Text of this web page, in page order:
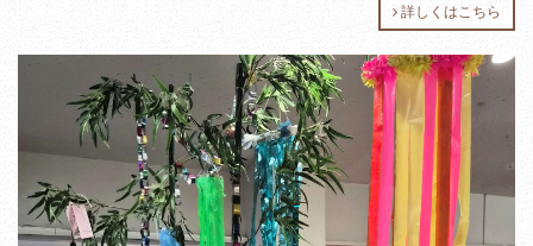
詳しくはこちら